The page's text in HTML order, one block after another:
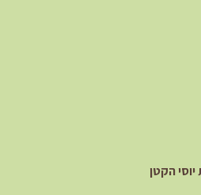
הקטן